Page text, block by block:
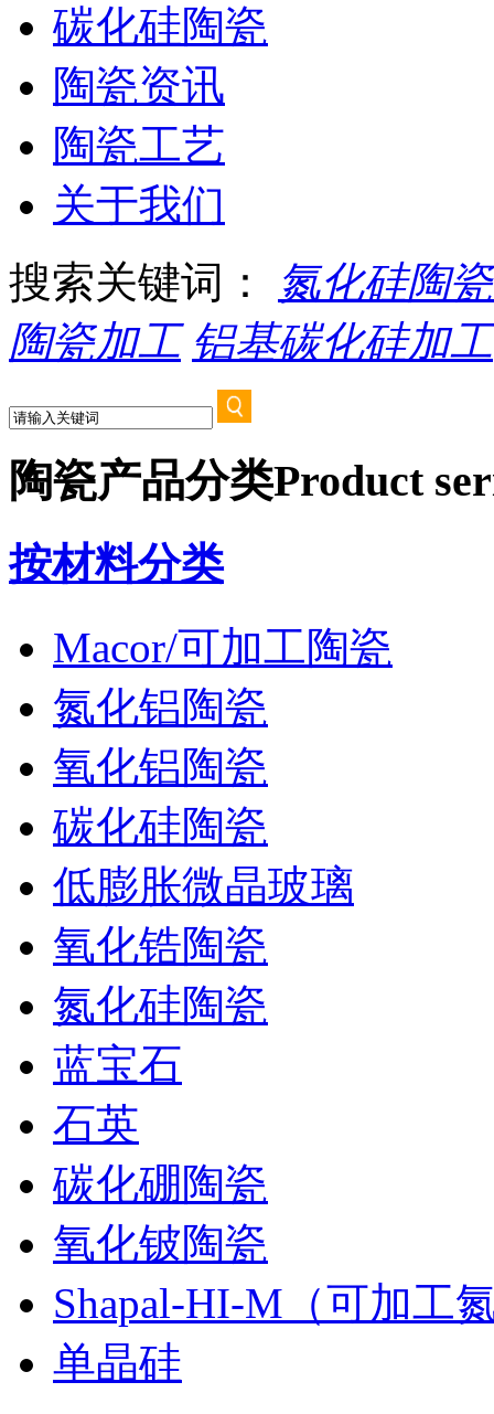
碳化硅陶瓷
陶瓷资讯
陶瓷工艺
关于我们
搜索关键词：
氮化硅陶
陶瓷加工 铝基碳化硅加工
陶瓷产品分类Product
按材料分类
Macor/可加工陶瓷
氮化铝陶瓷
氧化铝陶瓷
碳化硅陶瓷
低膨胀微晶玻璃
氧化锆陶瓷
氮化硅陶瓷
蓝宝石
石英
碳化硼陶瓷
氧化铍陶瓷
Shapal-HI-M（可加工
单晶硅